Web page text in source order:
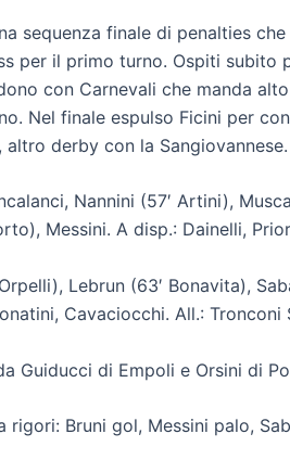
sequenza finale di penalties
per il primo turno. Ospiti
con Carnevali che manda
Nel finale espulso Ficini per
derby con la Sangiovannese.
Nannini (57′ Artini),
Messini. A disp.: Dainelli,
Lebrun (63′ Bonavita),
Cavaciocchi. All.: Tronconi
Guiducci di Empoli e Orsini di
rigori: Bruni gol, Messini palo,